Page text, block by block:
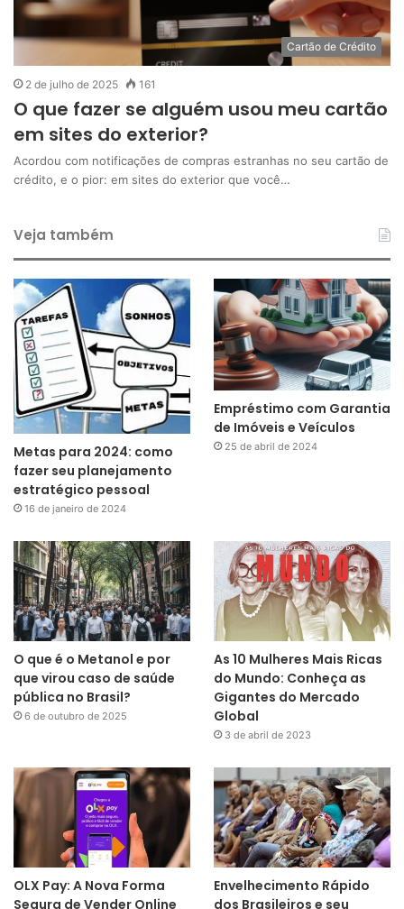
Cartão de Crédito
2 de julho de 2025 161
O que fazer se alguém usou meu cartão
em sites do exterior?
Acordou com notificações de compras estranhas no seu cartão de
crédito, e o pior: em sites do exterior que você…
Veja também
Metas para 2024: como
fazer seu planejamento
estratégico pessoal
16 de janeiro de 2024
Empréstimo com Garantia
de Imóveis e Veículos
25 de abril de 2024
O que é o Metanol e por
que virou caso de saúde
pública no Brasil?
6 de outubro de 2025
As 10 Mulheres Mais Ricas
do Mundo: Conheça as
Gigantes do Mercado
Global
3 de abril de 2023
OLX Pay: A Nova Forma
Segura de Vender Online
Envelhecimento Rápido
dos Brasileiros e seu